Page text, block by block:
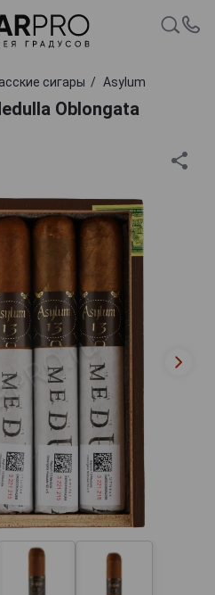
сигары Asylum
Oblongata